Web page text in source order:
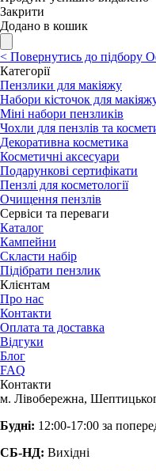
Закрити
Додано в кошик
< Повернутись до підбору
Категорії
Пензлики для макіяжу
Набори кісточок для
Міні набори пензликів
Чохли для пензлів та
Декоративна косметика
Косметичні аксесуари
Подарункові сертифікати
Пензлі для косметології
Очищення пензлів
Сервіси та переваги
Каталог
Кампейни
Скласти набір
Підібрати пензлик
Клієнтам
Про нас
Контакти
Оплата та доставка
Відгуки
Блог
FAQ
Контакти
м. Лівобережна,
Будні: 12:00-17:00 за
СБ-НД: Вихідні